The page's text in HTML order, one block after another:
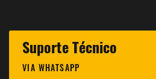
Suporte Técnico
VIA WHATSAPP